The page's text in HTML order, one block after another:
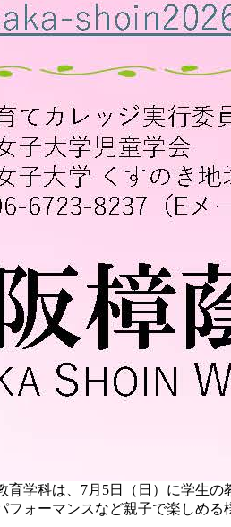
学科は、7月5日（日）に学生
ォーマンスなど親子で楽しめる